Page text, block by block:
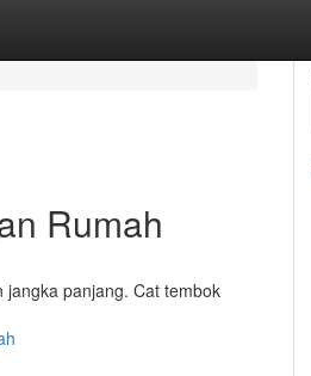
Rumah
panjang. Cat tembok